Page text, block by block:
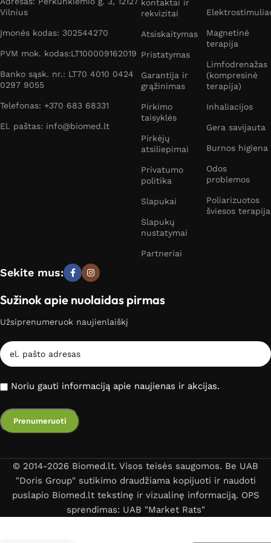
Vilnius
Įmonės kodas: 302544270
PVM mok. kodas:LT100009162019
Banko sąsk. nr.: LT70 4010 0424
0297 9055
Telefonas: +370 683 68331
El. paštas: info@biomed.lt
kontaktai ir
rekvizitai
Atsiskaitymas
Pristatymas
Garantija ir
grąžinimas
Pirkimo
taisyklės
Pirkėjų
atsiliepimai
Privatumo
politika
Slapukai
Slapukų
nustatymai
Partneriai
Magnetinė
terapija
Limfodrenažas
(kompresinė
terapija)
Inhaliacijos
Gera savijauta
Burnos higiena
Odos
problemos
Poliarizuotos
šviesos terapija
Sekite mus:
Sužinok apie nuolaidas pirmas
Užsiprenumeruok naujienlaiškį
Noriu gauti informaciją apie naujienas ir akcijas.
© 2014-2026 Biomed.lt. Visos teisės saugomos. Be UAB
"Doris Group" sutikimo draudžiama kopijuoti ir naudoti
puslapio Biomed.lt tekstinę ir vizualinę informaciją. OPS
sprendimas: UAB "Market Rats"